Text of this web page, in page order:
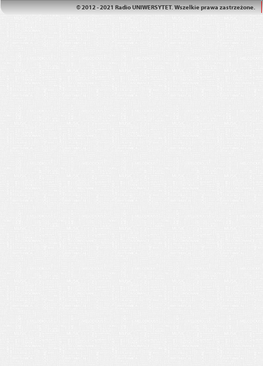
© 2012 - 2021 Radio UNIWERSYTET. Wszelkie prawa zastrzeżone.